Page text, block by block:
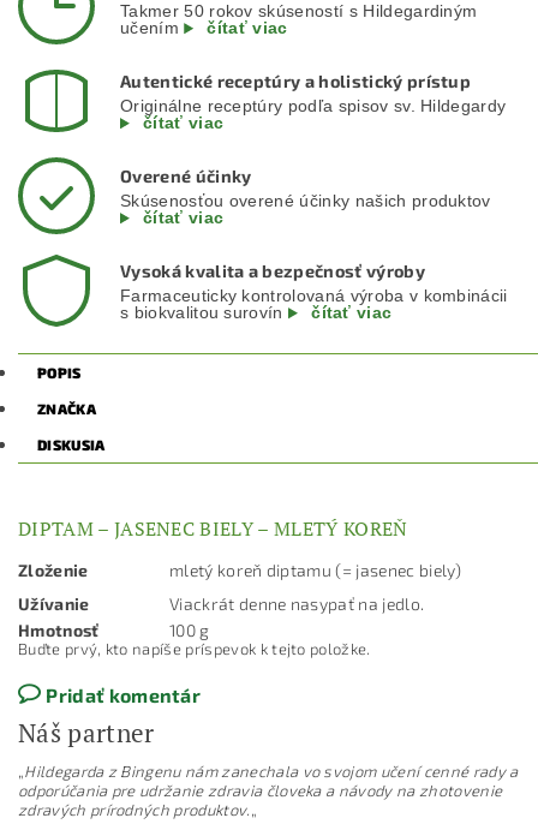
Takmer 50 rokov skúseností s Hildegardiným
učením
čítať viac
Autentické receptúry a holistický prístup
Originálne receptúry podľa spisov sv. Hildegardy
čítať viac
Overené účinky
Skúsenosťou overené účinky našich produktov
čítať viac
Vysoká kvalita a bezpečnosť výroby
Farmaceuticky kontrolovaná výroba v kombinácii
s biokvalitou surovín
čítať viac
POPIS
ZNAČKA
DISKUSIA
DIPTAM – JASENEC BIELY – MLETÝ KOREŇ
Zloženie
mletý koreň diptamu (= jasenec biely)
Užívanie
Viackrát denne nasypať na jedlo.
Hmotnosť
100 g
Buďte prvý, kto napíše príspevok k tejto položke.
Pridať komentár
Náš partner
„Hildegarda z Bingenu nám zanechala vo svojom učení cenné rady a
odporúčania pre udržanie zdravia človeka a návody na zhotovenie
zdravých prírodných produktov.„